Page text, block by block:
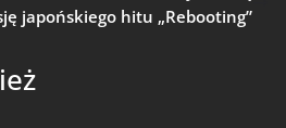
japońskiego hitu „Rebooting”